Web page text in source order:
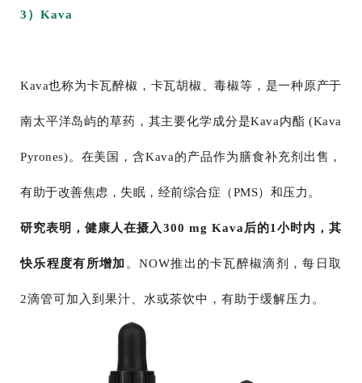
3）Kava
Kava也称为卡瓦醉椒，卡瓦胡椒、毒椒等，是一种原产于
南太平洋岛屿的草药，其主要化学成分是Kava内酯 (Kava
Pyrones)。在美国，含Kava的产品作为膳食补充剂出售，
有助于改善焦虑，失眠，经前综合症（PMS）和压力。
研究表明，健康人在摄入300 mg Kava后的1小时内，其
快乐程度有所增加 。NOW推出的卡瓦醉椒滴剂，每日取
2滴管可加入到果汁、水或茶饮中，有助于缓解压力。